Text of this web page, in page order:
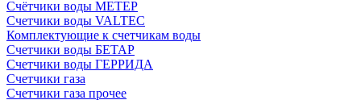
Счётчики воды МЕТЕР
Счетчики воды VALTEC
Комплектующие к счетчикам воды
Счетчики воды БЕТАР
Счетчики воды ГЕРРИДА
Счетчики газа
Счетчики газа прочее